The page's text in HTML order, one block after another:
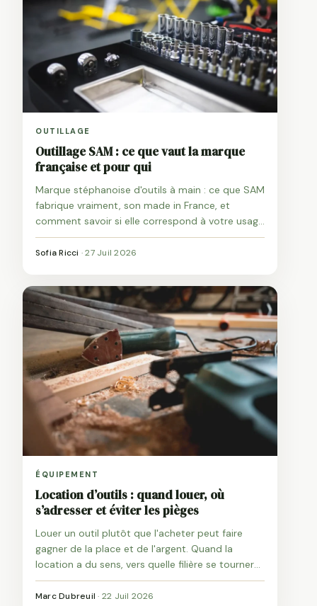
OUTILLAGE
Outillage SAM : ce que vaut la marque
française et pour qui
Marque stéphanoise d'outils à main : ce que SAM
fabrique vraiment, son made in France, et
comment savoir si elle correspond à votre usage
avant d'acheter.
Sofia Ricci ·27 Juil 2026
ÉQUIPEMENT
Location d’outils : quand louer, où
s’adresser et éviter les pièges
Louer un outil plutôt que l'acheter peut faire
gagner de la place et de l'argent. Quand la
location a du sens, vers quelle filière se tourner
et comment récupérer son matériel sans
mauvaise surprise.
Marc Dubreuil · 22 Juil 2026